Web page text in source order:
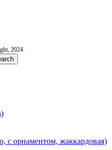
2024
с орнаментом, жаккардовая)